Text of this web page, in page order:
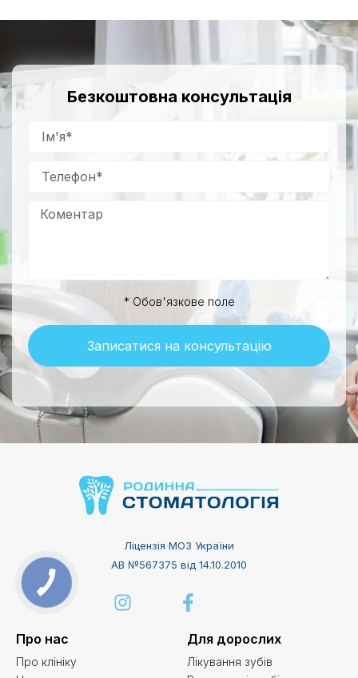
Безкоштовна консультація
* Обов'язкове поле
Записатися на консультацію
Ліцензія МОЗ України
АВ №567375 від 14.10.2010
Про нас
Про клініку
Для дорослих
Лікування зубів